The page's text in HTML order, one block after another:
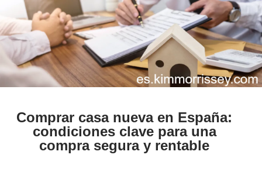
Comprar casa nueva en España:
condiciones clave para una
compra segura y rentable